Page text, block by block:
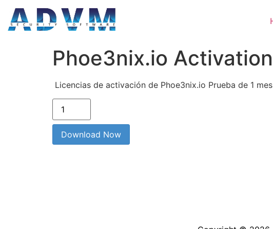
Phoe3nix.io
Licencias de activación de Phoe3nix.io Prueba de 1 mes
Download Now